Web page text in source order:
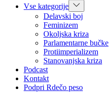
Vse kategorije Show
sub
menu
Delavski boj
Feminizem
Okoljska kriza
Parlamentarne bučke
Protiimperializem
Stanovanjska kriza
Podcast
Kontakt
Podpri Rdečo peso